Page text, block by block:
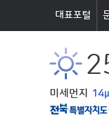
대표포털
미세먼지 14